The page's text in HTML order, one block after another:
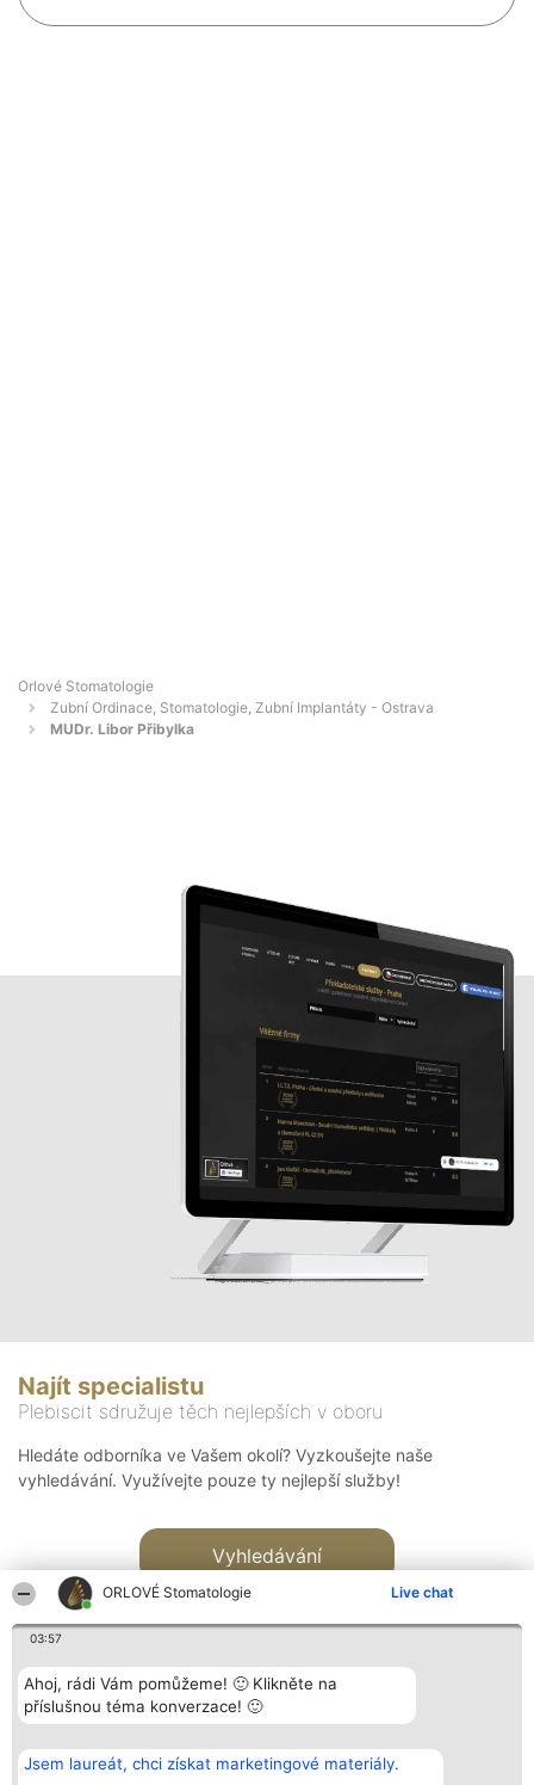
ORLOVÉ Stomatologie Live chat
03:57
Ahoj, rádi Vám pomůžeme! 🙂 Klikněte na
příslušnou téma konverzace! 🙂
Jsem laureát, chci získat marketingové materiály.
Orlové Stomatologie
Zubní Ordinace, Stomatologie, Zubní Implantáty - Ostrava
MUDr. Libor Přibylka
Najít specialistu
Plebiscit sdružuje těch nejlepších v oboru
Hledáte odborníka ve Vašem okolí? Vyzkoušejte naše
vyhledávání. Využívejte pouze ty nejlepší služby!
Vyhledávání
Bright Side Solutions sp. z o.
o. sp. k.
Vítězové
Seznam všech
Kontakt